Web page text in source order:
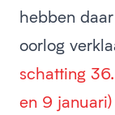
hebben
oorlog
schatting
en 9